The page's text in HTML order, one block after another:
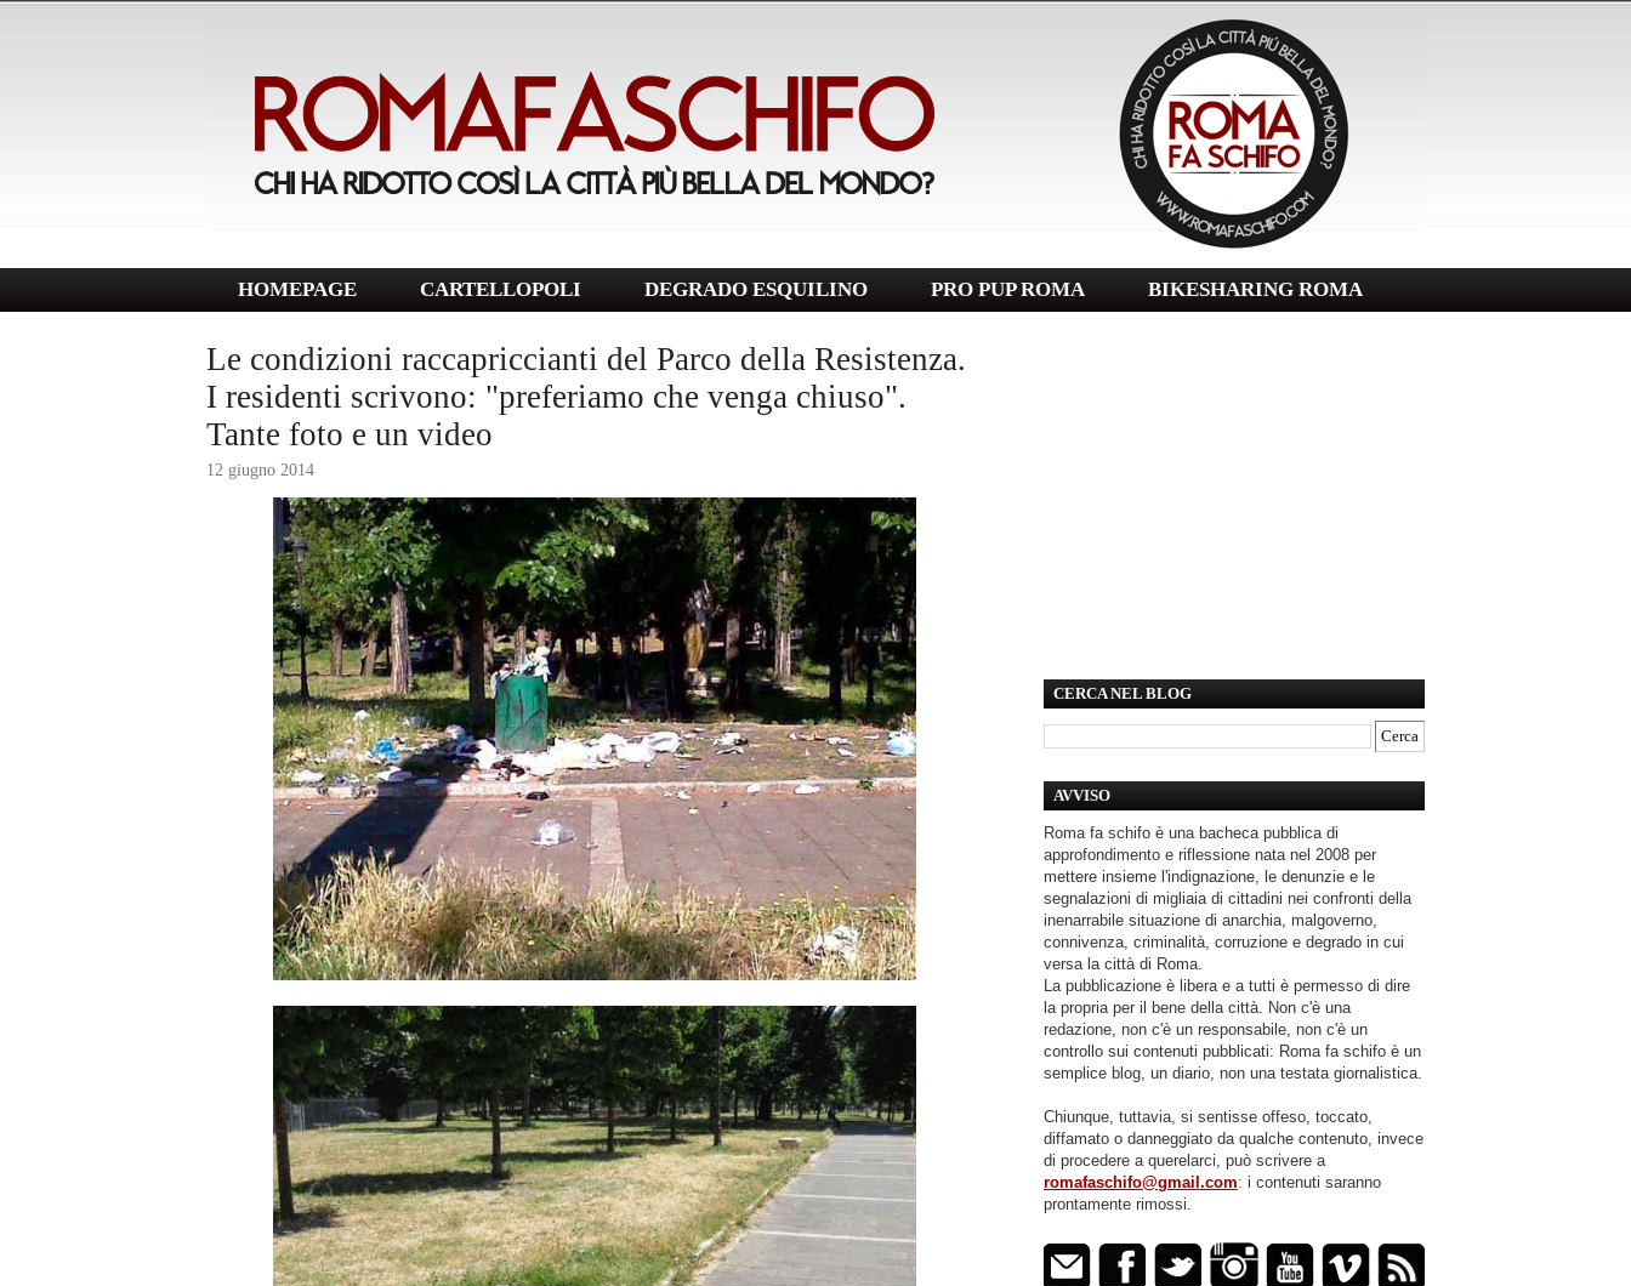
HOMEPAGE CARTELLOPOLI DEGRADO ESQUILINO PRO PUP ROMA BIKESHARING ROMA
Le condizioni raccapriccianti del Parco della Resistenza.
I residenti scrivono: "preferiamo che venga chiuso".
Tante foto e un video
12 giugno 2014
CERCA NEL BLOG
AVVISO
Roma fa schifo è una bacheca pubblica di
approfondimento e riflessione nata nel 2008 per
mettere insieme l'indignazione, le denunzie e le
segnalazioni di migliaia di cittadini nei confronti della
inenarrabile situazione di anarchia, malgoverno,
connivenza, criminalità, corruzione e degrado in cui
versa la città di Roma.
La pubblicazione è libera e a tutti è permesso di dire
la propria per il bene della città. Non c'è una
redazione, non c'è un responsabile, non c'è un
controllo sui contenuti pubblicati: Roma fa schifo è un
semplice blog, un diario, non una testata giornalistica.
Chiunque, tuttavia, si sentisse offeso, toccato,
diffamato o danneggiato da qualche contenuto, invece
di procedere a querelarci, può scrivere a
romafaschifo@gmail.com: i contenuti saranno
prontamente rimossi.